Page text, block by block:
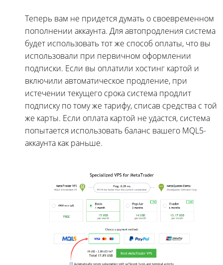
Теперь вам не придется думать о своевременном
пополнении аккаунта. Для автопродления система
будет использовать тот же способ оплаты, что вы
использовали при первичном оформлении
подписки. Если вы оплатили хостинг картой и
включили автоматическое продление, при
истечении текущего срока система продлит
подписку по тому же тарифу, списав средства с той
же карты. Если оплата картой не удастся, система
попытается использовать баланс вашего MQL5-
аккаунта как раньше.